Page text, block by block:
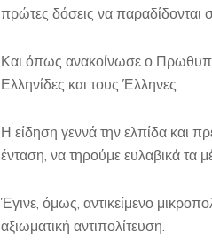
πρώτες δόσεις να παραδίδονται
Και όπως ανακοίνωσε ο
Ελληνίδες και τους Έλληνες.
Η είδηση γεννά την ελπίδα και
ένταση, να τηρούμε ευλαβικά τα
Έγινε, όμως, αντικείμενο
αξιωματική αντιπολίτευση.